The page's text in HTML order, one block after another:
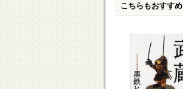
こちらもおすすめ